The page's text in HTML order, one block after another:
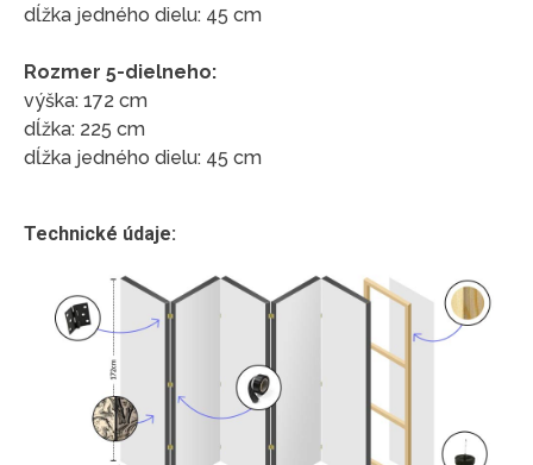
dĺžka jedného dielu: 45 cm
Rozmer 5-dielneho:
výška: 172 cm
dĺžka: 225 cm
dĺžka jedného dielu: 45 cm
Technické údaje: